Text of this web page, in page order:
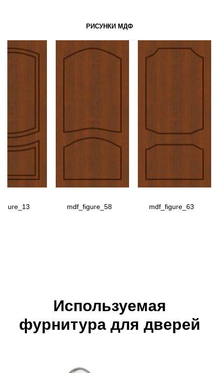
РИСУНКИ МДФ
mdf_figure_58 mdf_figure_63
Используемая
фурнитура для дверей